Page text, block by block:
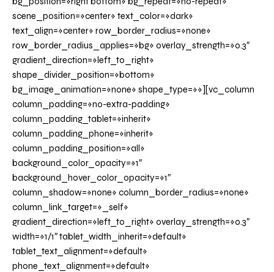
scene_position=»center» text_color=»dark»
text_align=»center» row_border_radius=»none»
row_border_radius_applies=»bg» overlay_strength=»0.3″
gradient_direction=»left_to_right»
shape_divider_position=»bottom»
bg_image_animation=»none» shape_type=»»][vc_column
column_padding=»no-extra-padding»
column_padding_tablet=»inherit»
column_padding_phone=»inherit»
column_padding_position=»all»
background_color_opacity=»1″
background_hover_color_opacity=»1″
column_shadow=»none» column_border_radius=»none»
column_link_target=»_self»
gradient_direction=»left_to_right» overlay_strength=»0.3″
width=»1/1″ tablet_width_inherit=»default»
tablet_text_alignment=»default»
phone_text_alignment=»default»